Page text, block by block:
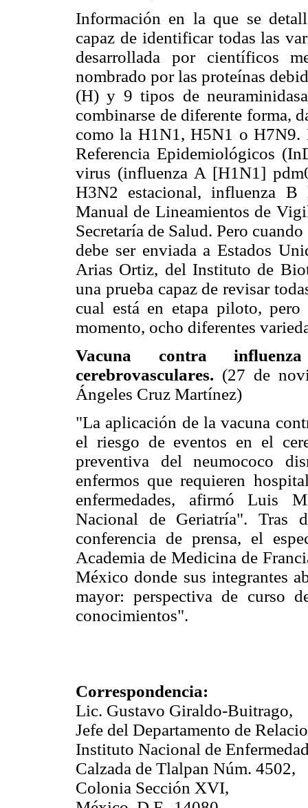
Información en la que se
capaz de identificar todas las
desarrollada por científicos
nombrado por las proteínas
(H) y 9 tipos de
combinarse de diferente forma,
como la H1N1, H5N1 o
Referencia Epidemiológicos
virus (influenza A [H1N1]
H3N2 estacional, influenza
Manual de Lineamientos de
Secretaría de Salud. Pero
debe ser enviada a Estados
Arias Ortiz, del Instituto de
una prueba capaz de revisar
cual está en etapa piloto,
momento, ocho diferentes
Vacuna contra
cerebrovasculares. (27 de
Ángeles Cruz Martínez)
"La aplicación de la vacuna
el riesgo de eventos en el
preventiva del neumococo
enfermos que requieren
enfermedades, afirmó Luis
Nacional de Geriatría". Tras
conferencia de prensa, el
Academia de Medicina de
México donde sus integrantes
mayor: perspectiva de curso
conocimientos".
Correspondencia:
Lic. Gustavo Giraldo-Buitrago,
Jefe del Departamento de
Instituto Nacional de
Calzada de Tlalpan Núm. 4502,
Colonia Sección XVI,